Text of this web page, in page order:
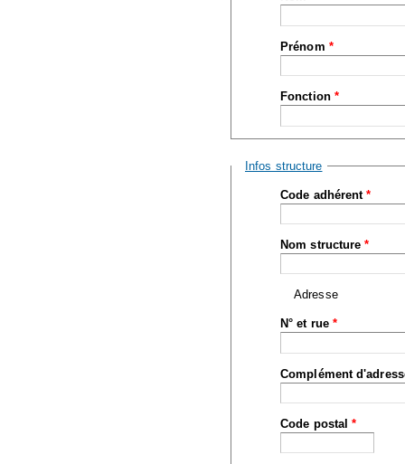
Prénom *
Fonction *
Masquer
Infos structure
Code adhérent*
Nom structure*
Adresse
N° et rue *
Complément
Code postal*